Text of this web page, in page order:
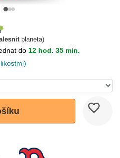
planeta)
do 12 hod. 35 min.